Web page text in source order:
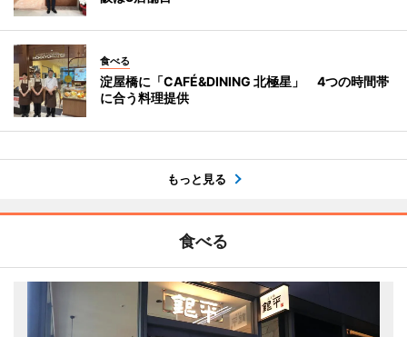
食べる
淀屋橋に「CAFÉ&DINING 北極星」 4つの時間帯
に合う料理提供
もっと見る
食べる